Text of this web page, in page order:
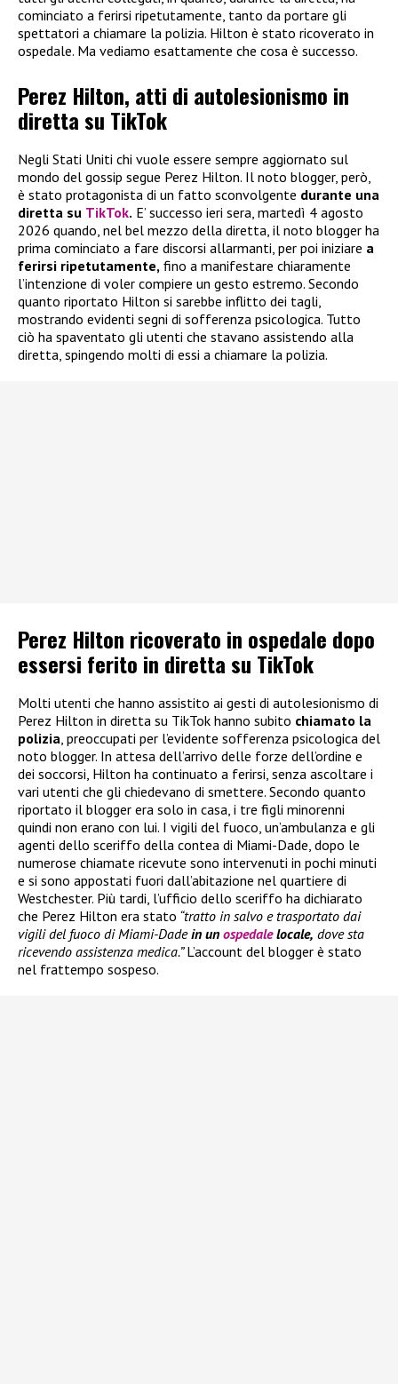
cominciato a ferirsi ripetutamente, tanto da portare gli
spettatori a chiamare la polizia. Hilton è stato ricoverato in
ospedale. Ma vediamo esattamente che cosa è successo.
Perez Hilton, atti di autolesionismo in
diretta su TikTok
Negli Stati Uniti chi vuole essere sempre aggiornato sul
mondo del gossip segue Perez Hilton. Il noto blogger, però,
è stato protagonista di un fatto sconvolgente durante una
diretta su TikTok. E’ successo ieri sera, martedì 4 agosto
2026 quando, nel bel mezzo della diretta, il noto blogger ha
prima cominciato a fare discorsi allarmanti, per poi iniziare a
ferirsi ripetutamente, fino a manifestare chiaramente
l’intenzione di voler compiere un gesto estremo. Secondo
quanto riportato Hilton si sarebbe inflitto dei tagli,
mostrando evidenti segni di sofferenza psicologica. Tutto
ciò ha spaventato gli utenti che stavano assistendo alla
diretta, spingendo molti di essi a chiamare la polizia.
Perez Hilton ricoverato in ospedale dopo
essersi ferito in diretta su TikTok
Molti utenti che hanno assistito ai gesti di autolesionismo di
Perez Hilton in diretta su TikTok hanno subito chiamato la
polizia, preoccupati per l’evidente sofferenza psicologica del
noto blogger. In attesa dell’arrivo delle forze dell’ordine e
dei soccorsi, Hilton ha continuato a ferirsi, senza ascoltare i
vari utenti che gli chiedevano di smettere. Secondo quanto
riportato il blogger era solo in casa, i tre figli minorenni
quindi non erano con lui. I vigili del fuoco, un’ambulanza e gli
agenti dello sceriffo della contea di Miami-Dade, dopo le
numerose chiamate ricevute sono intervenuti in pochi minuti
e si sono appostati fuori dall’abitazione nel quartiere di
Westchester. Più tardi, l’ufficio dello sceriffo ha dichiarato
che Perez Hilton era stato “tratto in salvo e trasportato dai
vigili del fuoco di Miami-Dadein un ospedalelocale, dove sta
ricevendo assistenza medica.”L’account del blogger è stato
nel frattempo sospeso.